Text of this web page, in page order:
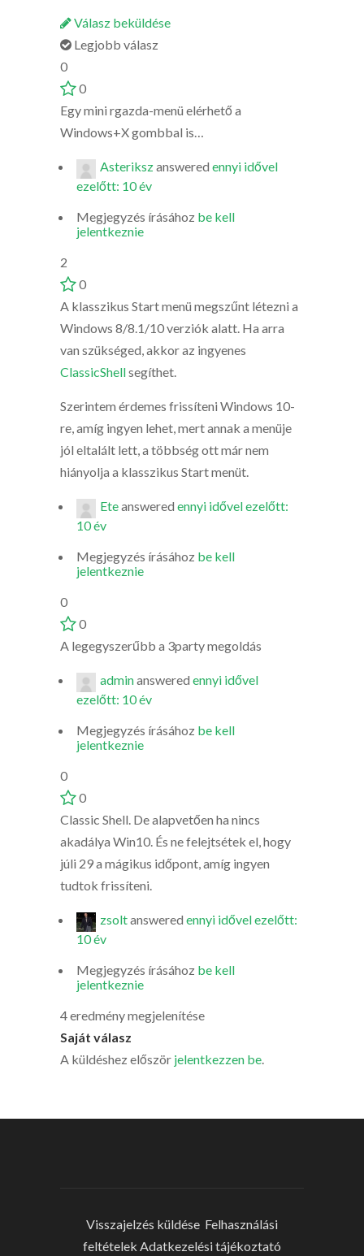
Válasz beküldése
Legjobb válasz
0
0
Egy mini rgazda-menü elérhető a
Windows+X gombbal is…
Asterikszanswered ennyi idővel
ezelőtt: 10 év
Megjegyzés írásához be kell
jelentkeznie
2
0
A klasszikus Start menü megszűnt létezni a
Windows 8/8.1/10 verziók alatt. Ha arra
van szükséged, akkor az ingyenes
ClassicShellsegíthet.
Szerintem érdemes frissíteni Windows 10-
re, amíg ingyen lehet, mert annak a menüje
jól eltalált lett, a többség ott már nem
hiányolja a klasszikus Start menüt.
Eteanswered ennyi idővel ezelőtt:
10 év
Megjegyzés írásához be kell
jelentkeznie
0
0
A legegyszerűbb a 3party megoldás
adminanswered ennyi idővel
ezelőtt: 10 év
Megjegyzés írásához be kell
jelentkeznie
0
0
Classic Shell. De alapvetően ha nincs
akadálya Win10. És ne felejtsétek el, hogy
júli 29 a mágikus időpont, amíg ingyen
tudtok frissíteni.
zsoltanswered ennyi idővel ezelőtt:
10 év
Megjegyzés írásához be kell
jelentkeznie
4 eredmény megjelenítése
Saját válasz
A küldéshez először jelentkezzen be.
Visszajelzés küldése Felhasználási
feltételek Adatkezelési tájékoztató